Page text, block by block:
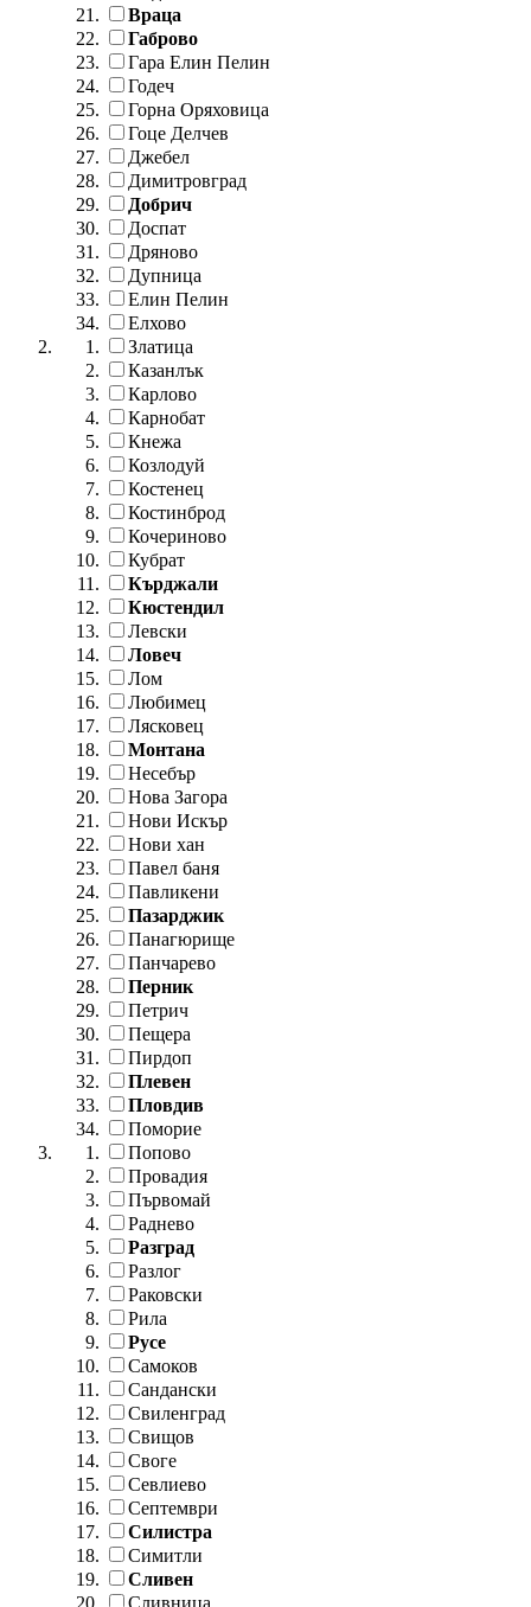
Враца
Габрово
Гара Елин Пелин
Годеч
Горна Оряховица
Гоце Делчев
Джебел
Димитровград
Добрич
Доспат
Дряново
Дупница
Елин Пелин
Елхово
Златица
Казанлък
Карлово
Карнобат
Кнежа
Козлодуй
Костенец
Костинброд
Кочериново
Кубрат
Кърджали
Кюстендил
Левски
Ловеч
Лом
Любимец
Лясковец
Монтана
Несебър
Нова Загора
Нови Искър
Нови хан
Павел баня
Павликени
Пазарджик
Панагюрище
Панчарево
Перник
Петрич
Пещера
Пирдоп
Плевен
Пловдив
Поморие
Попово
Провадия
Първомай
Раднево
Разград
Разлог
Раковски
Рила
Русе
Самоков
Сандански
Свиленград
Свищов
Своге
Севлиево
Септември
Силистра
Симитли
Сливен